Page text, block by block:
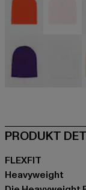
PRODUKT
FLEXFIT
Heavyweight